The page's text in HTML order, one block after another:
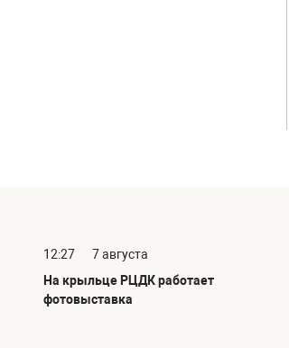
12:27
7 августа
На крыльце РЦДК работает
фотовыставка